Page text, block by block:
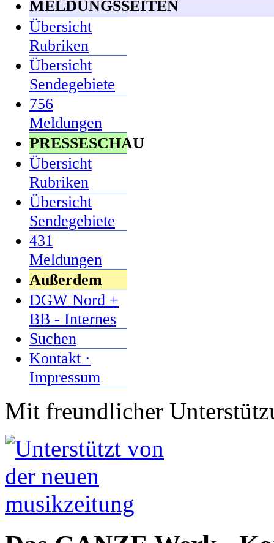
MELDUNGSSEITEN
Übersicht
Rubriken
Übersicht
Sendegebiete
756
Meldungen
PRESSESCHAU
Übersicht
Rubriken
Übersicht
Sendegebiete
431
Meldungen
Außerdem
DGW Nord +
BB - Internes
Suchen
Kontakt ·
Impressum
Mit freundlicher